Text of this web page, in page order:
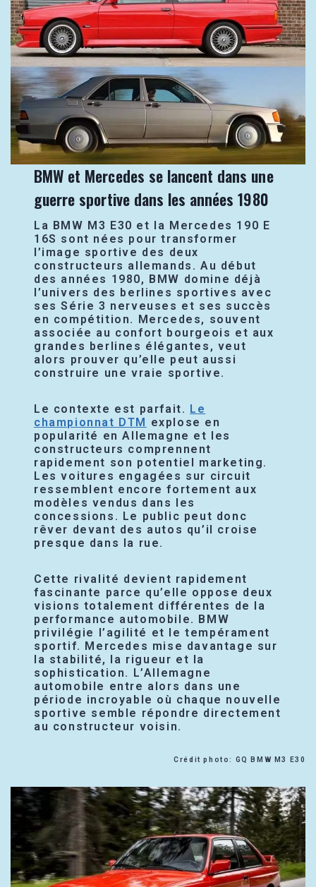
BMW et Mercedes se lancent dans une
guerre sportive dans les années 1980
La BMW M3 E30 et la Mercedes 190 E
16S sont nées pour transformer
l’image sportive des deux
constructeurs allemands. Au début
des années 1980, BMW domine déjà
l’univers des berlines sportives avec
ses Série 3 nerveuses et ses succès
en compétition. Mercedes, souvent
associée au confort bourgeois et aux
grandes berlines élégantes, veut
alors prouver qu’elle peut aussi
construire une vraie sportive.
Le contexte est parfait. Le
championnat DTM explose en
popularité en Allemagne et les
constructeurs comprennent
rapidement son potentiel marketing.
Les voitures engagées sur circuit
ressemblent encore fortement aux
modèles vendus dans les
concessions. Le public peut donc
rêver devant des autos qu’il croise
presque dans la rue.
Cette rivalité devient rapidement
fascinante parce qu’elle oppose deux
visions totalement différentes de la
performance automobile. BMW
privilégie l’agilité et le tempérament
sportif. Mercedes mise davantage sur
la stabilité, la rigueur et la
sophistication. L’Allemagne
automobile entre alors dans une
période incroyable où chaque nouvelle
sportive semble répondre directement
au constructeur voisin.
Crédit photo: GQ BMW M3 E30